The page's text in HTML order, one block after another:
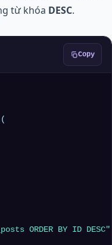
từ khóa DESC.
Copy
ORDER BY ID DESC"